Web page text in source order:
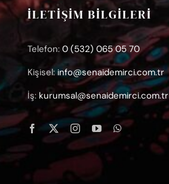
İLETİŞİM BİLGİLERİ
Telefon: 0 (532) 065 05 70
Kişisel: info@senaidemirci.com.tr
İş: kurumsal@senaidemirci.com.tr